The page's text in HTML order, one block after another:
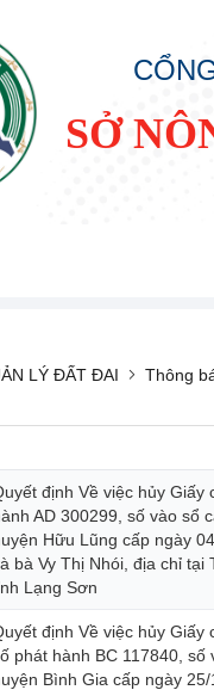
SỞ
4) và Ngày Sở hữu trí
LÝ ĐẤT ĐAI Thông
định Về việc hủy
AD 300299, số vào sổ
Hữu Lũng cấp ngày
bà Vy Thị Nhói, địa chỉ tại
Lạng Sơn
định Về việc hủy
phát hành BC 117840, số
Bình Gia cấp ngày